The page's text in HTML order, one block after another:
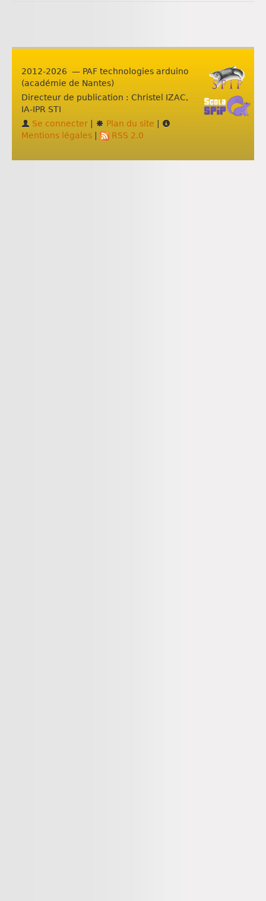
2012-2026 — PAF technologies arduino
(académie de Nantes)
Directeur de publication : Christel IZAC,
IA-IPR STI
Se connecter
Plan du site
Mentions légales
RSS 2.0